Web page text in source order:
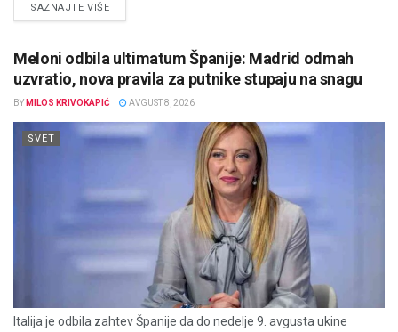
SAZNAJTE VIŠEDETAILS
Meloni odbila ultimatum Španije: Madrid odmah
uzvratio, nova pravila za putnike stupaju na snagu
BY MILOS KRIVOKAPIĆ AVGUST 8, 2026
SVET
Italija je odbila zahtev Španije da do nedelje 9. avgusta ukine